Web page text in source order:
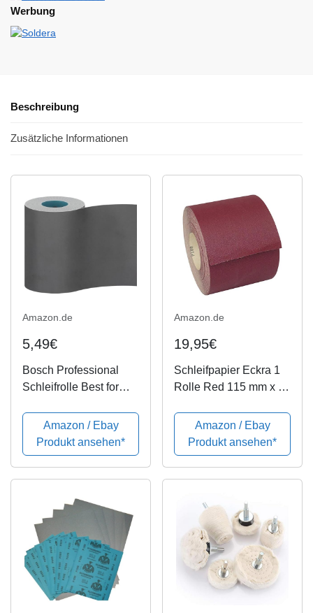
Werbung
Beschreibung
Zusätzliche Informationen
Amazon.de
5,49€
Bosch Professional
Schleifrolle Best for
Composites für Lack
und Kunststoff (93 mm,
5 m, Körnung 400,
C355)
Amazon / Ebay
Produkt ansehen*
Amazon.de
19,95€
Schleifpapier Eckra 1
Rolle Red 115 mm x 50
Amazon / Ebay
Produkt ansehen*